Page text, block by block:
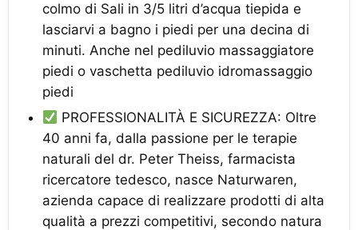
colmo di Sali in 3/5 litri d’acqua tiepida e
lasciarvi a bagno i piedi per una decina di
minuti. Anche nel pediluvio massaggiatore
piedi o vaschetta pediluvio idromassaggio
piedi
PROFESSIONALITÀ E SICUREZZA: Oltre
40 anni fa, dalla passione per le terapie
naturali del dr. Peter Theiss, farmacista
ricercatore tedesco, nasce Naturwaren,
azienda capace di realizzare prodotti di alta
qualità a prezzi competitivi, secondo natura